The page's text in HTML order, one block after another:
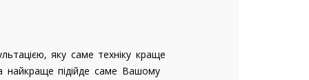
яку саме техніку краще
найкраще підійде саме Вашому